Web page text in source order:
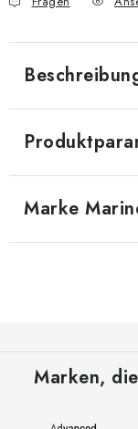
Marke
Marken,